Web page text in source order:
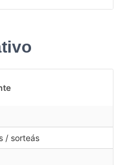
/ sorteás